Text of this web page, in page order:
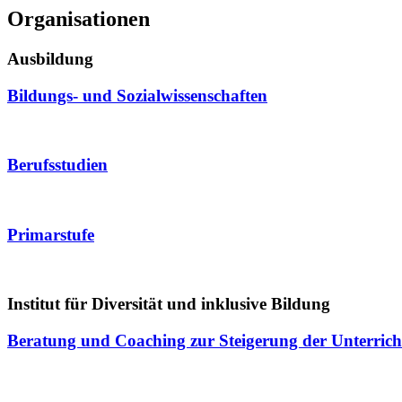
Organisationen
Ausbildung
Bildungs- und Sozialwissenschaften
Berufsstudien
Primarstufe
Institut für Diversität und inklusive Bildung
Beratung und Coaching zur Steigerung der